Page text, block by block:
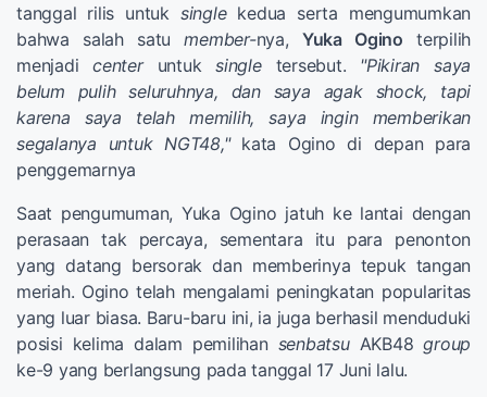
tanggal rilis untuk singlekedua serta mengumumkan
bahwa salah satumember-nya, Yuka Ogino terpilih
menjadicenteruntuksingle tersebut. "Pikiran saya
belum pulih seluruhnya, dan saya agak shock, tapi
karena saya telah memilih, saya ingin memberikan
segalanya untuk NGT48,"kata Ogino di depan para
penggemarnya
Saat pengumuman, Yuka Ogino jatuh ke lantai dengan
perasaan tak percaya, sementara itu para penonton
yang datang bersorak dan memberinya tepuk tangan
meriah. Ogino telah mengalami peningkatan popularitas
yang luar biasa. Baru-baru ini, ia juga berhasil menduduki
posisi kelima dalam pemilihan senbatsuAKB48group
ke-9 yang berlangsung pada tanggal 17 Juni lalu.